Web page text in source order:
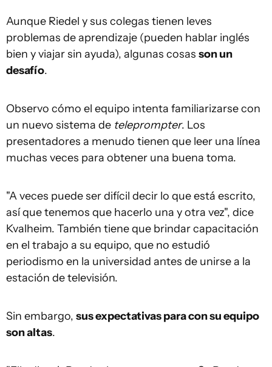
Aunque Riedel y sus colegas tienen leves
problemas de aprendizaje (pueden hablar inglés
bien y viajar sin ayuda), algunas cosas son un
desafío.
Observo cómo el equipo intenta familiarizarse con
un nuevo sistema de teleprompter. Los
presentadores a menudo tienen que leer una línea
muchas veces para obtener una buena toma.
"A veces puede ser difícil decir lo que está escrito,
así que tenemos que hacerlo una y otra vez", dice
Kvalheim. También tiene que brindar capacitación
en el trabajo a su equipo, que no estudió
periodismo en la universidad antes de unirse a la
estación de televisión.
Sin embargo, sus expectativas para con su equipo
son altas.